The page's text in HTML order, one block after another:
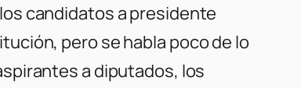
candidatos a presidente
pero se habla poco de lo
a diputados, los